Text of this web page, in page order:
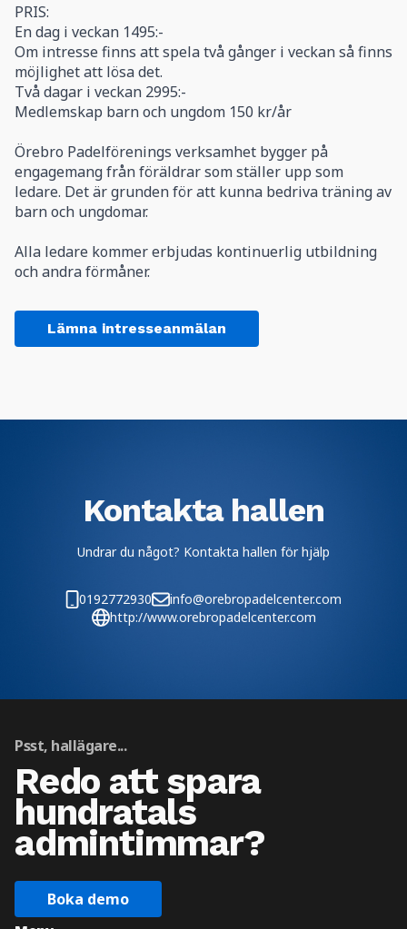
PRIS:
En dag i veckan 1495:-
Om intresse finns att spela två gånger i veckan så finns
möjlighet att lösa det.
Två dagar i veckan 2995:-
Medlemskap barn och ungdom 150 kr/år
Örebro Padelförenings verksamhet bygger på
engagemang från föräldrar som ställer upp som
ledare. Det är grunden för att kunna bedriva träning av
barn och ungdomar.
Alla ledare kommer erbjudas kontinuerlig utbildning
Lämna intresseanmälan
Kontakta hallen
Undrar du något? Kontakta hallen för hjälp
0192772930
info@orebropadelcenter.com
http://www.orebropadelcenter.com
Psst, hallägare...
Redo att spara
hundratals
admintimmar?
Boka demo